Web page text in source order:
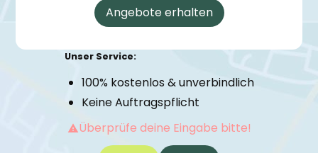
Unser Service:
100% kostenlos & unverbindlich
Keine Auftragspflicht
Überprüfe deine Eingabe bitte!